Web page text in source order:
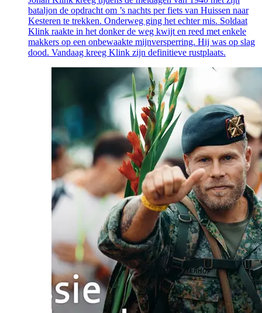
bataljon de opdracht om ’s nachts per fiets van Huissen naar
Kesteren te trekken. Onderweg ging het echter mis. Soldaat
Klink raakte in het donker de weg kwijt en reed met enkele
makkers op een onbewaakte mijnversperring. Hij was op slag
dood. Vandaag kreeg Klink zijn definitieve rustplaats.